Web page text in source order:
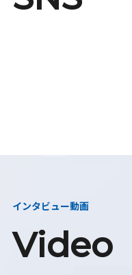
インタビュー動画
Video